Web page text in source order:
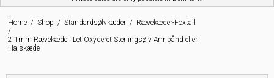
Home / Shop / Standardsølvkæder / Rævekæder-Foxtail
/
2,1mm Rævekæde i Let Oxyderet Sterlingsølv Armbånd eller
Halskæde